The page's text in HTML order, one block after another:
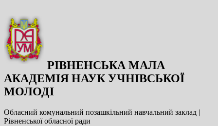
РІВНЕНСЬКА МАЛА
АКАДЕМІЯ НАУК УЧНІВСЬКОЇ
МОЛОДІ
Обласний комунальний позашкільний навчальний заклад |
Рівненської обласної ради